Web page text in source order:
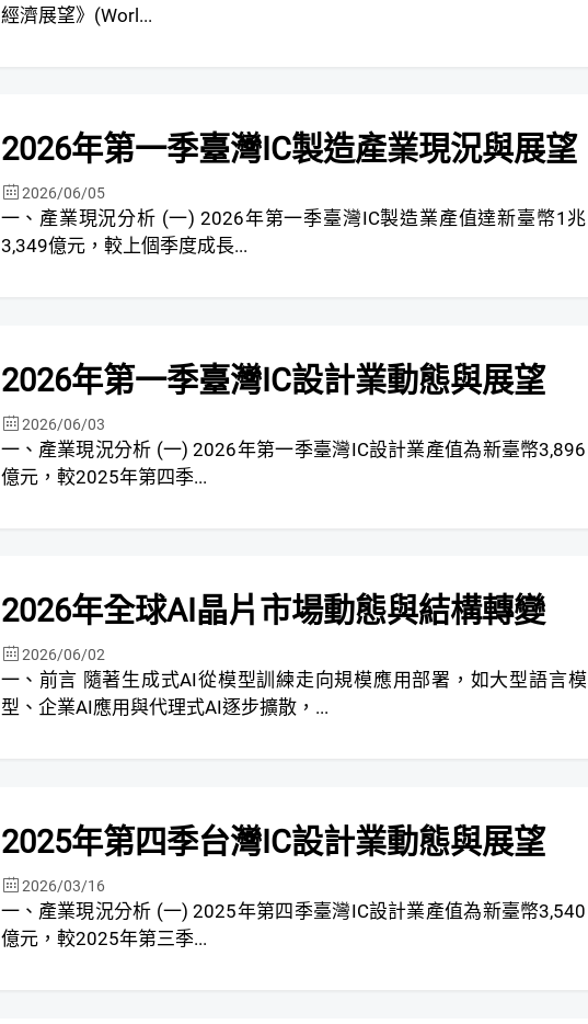
經濟展望》(Worl...
2026年第一季臺灣IC製造產業現況與展望
2026/06/05
一、產業現況分析 (一) 2026年第一季臺灣IC製造業產值達新臺幣1兆
3,349億元，較上個季度成長...
2026年第一季臺灣IC設計業動態與展望
2026/06/03
一、產業現況分析 (一) 2026年第一季臺灣IC設計業產值為新臺幣3,896
億元，較2025年第四季...
2026年全球AI晶片市場動態與結構轉變
2026/06/02
一、前言 隨著生成式AI從模型訓練走向規模應用部署，如大型語言模
型、企業AI應用與代理式AI逐步擴散，...
2025年第四季台灣IC設計業動態與展望
2026/03/16
一、產業現況分析 (一) 2025年第四季臺灣IC設計業產值為新臺幣3,540
億元，較2025年第三季...